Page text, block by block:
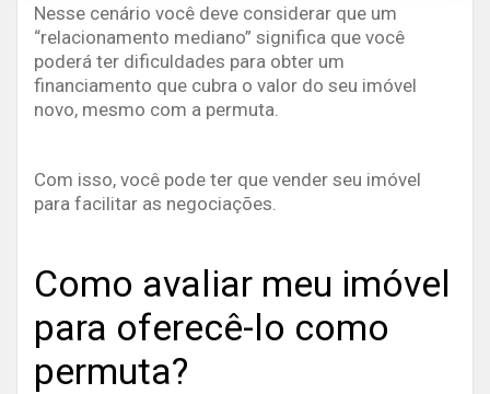
Nesse cenário você deve considerar que um
“relacionamento mediano” significa que você
poderá ter dificuldades para obter um
financiamento que cubra o valor do seu imóvel
novo, mesmo com a permuta.
Com isso, você pode ter que vender seu imóvel
para facilitar as negociações.
Como avaliar meu imóvel
para oferecê-lo como
permuta?